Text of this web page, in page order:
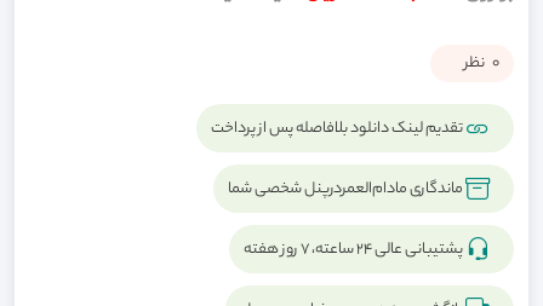
0 نظر
تقدیم لینک دانلود بلافاصله پس از پرداخت
ماندگاری مادام‌العمردرپنل شخصی شما
پشتیبانی عالی ۲۴ ساعته، ۷ روز هفته